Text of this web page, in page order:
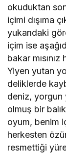
okuduktan
içimi dışıma
yukarıdaki
içim ise
bakar
Yiyen yutan
deliklerde
deniz, yorgun
olmuş bir
oyum, benim
herkesten
resmettiği